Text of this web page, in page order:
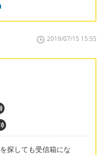
2019/07/15 15:55
探しても受信箱にな